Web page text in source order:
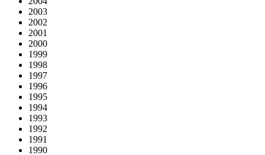
2003
2002
2001
2000
1999
1998
1997
1996
1995
1994
1993
1992
1991
1990